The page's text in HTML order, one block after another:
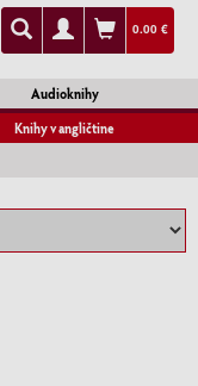
0.00 €
Audioknihy
Knihy v angličtine